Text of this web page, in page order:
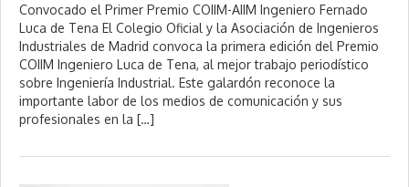
n
e
r
o
2
0
2
Convocado el Primer Premio COIIM-AIIM Ingeniero Fernado
Luca de Tena El Colegio Oficial y la Asociación de Ingenieros
Industriales de Madrid convoca la primera edición del Premio
COIIM Ingeniero Luca de Tena, al mejor trabajo periodístico
sobre Ingeniería Industrial. Este galardón reconoce la
importante labor de los medios de comunicación y sus
profesionales en la […]